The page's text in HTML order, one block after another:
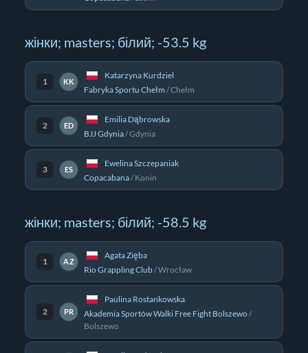
жінки; masters; білий; -53.5 kg
1 KK
Katarzyna Kurdziel
Fabryka Sportu Chełm /Chełm
2 ED
Emilia Dąbrowska
BJJ Gdynia/Gdynia
3 ES
Ewelina Szczepaniak
Copacabana/Konin
жінки; masters; білий; -58.5 kg
1 AZ
Agata Zięba
Rio Grappling Club/Wrocław
2 PR
Paulina Rostankowska
Akademia Sportów Walki Free Fight Bolszewo/
Bolszewo